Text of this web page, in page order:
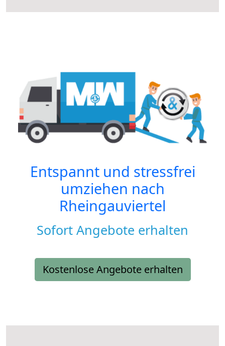
Entspannt und stressfrei
umziehen nach
Rheingauviertel
Sofort Angebote erhalten
Kostenlose Angebote erhalten